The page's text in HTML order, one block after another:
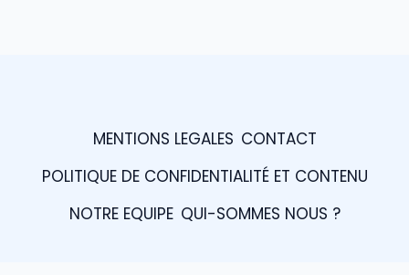
MENTIONS LEGALES CONTACT
POLITIQUE DE CONFIDENTIALITÉ ET CONTENU
NOTRE EQUIPE QUI-SOMMES NOUS ?